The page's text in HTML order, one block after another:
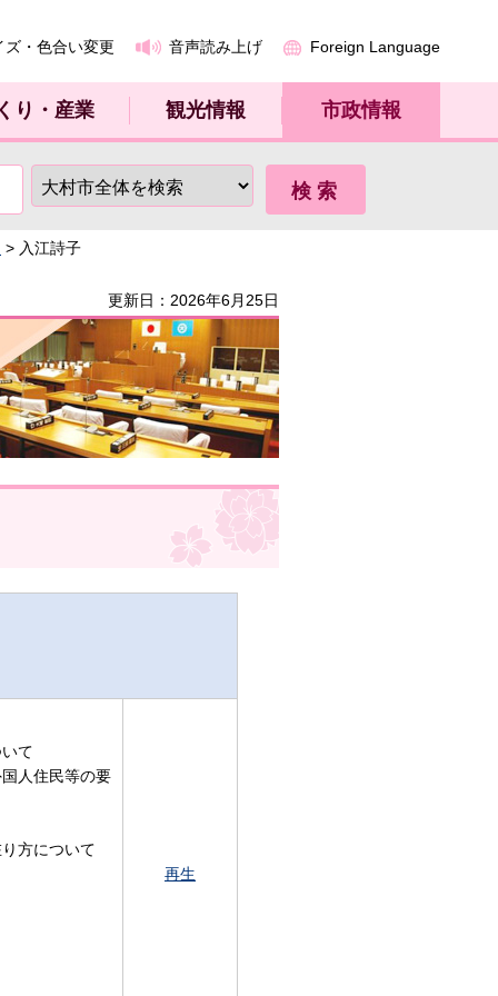
ズ・色合い変更 音声読み上げ Foreign Language
り・産業 観光情報 市政情報
> 入江詩子
更新日：2026年6月25日
て
人住民等の要
方について
再生